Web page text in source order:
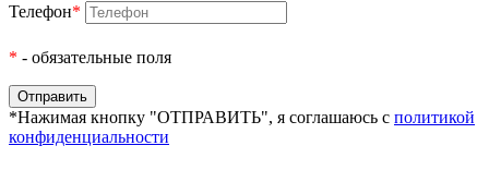
Телефон*
* - обязательные поля
*Нажимая кнопку "ОТПРАВИТЬ", я соглашаюсь с политикой
конфиденциальности